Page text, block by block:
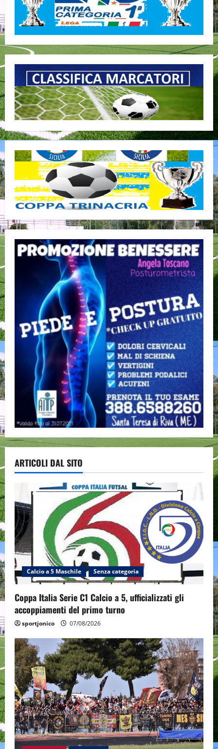
ARTICOLI DAL SITO
Calcio a 5 Maschile Senza categoria
Coppa Italia Serie C1 Calcio a 5, ufficializzati gli
accoppiamenti del primo turno
sportjonico 07/08/2026